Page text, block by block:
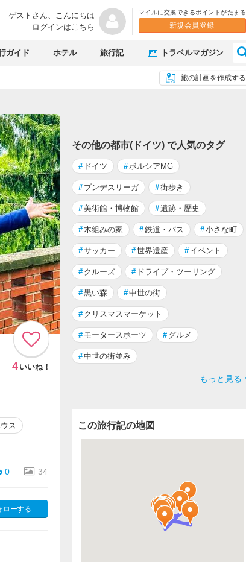
ゲストさん、 こんにちは
ログインはこちら
マイルに交換できるポイントがたまる
新規会員登録
ガイド ホテル 旅行記 トラベルマガジン
旅の計画を作成する
4 いいね！
ス
0 34
ローする
その他の都市(ドイツ) で人気のタグ
# ドイツ #ボルシアMG
# ブンデスリーガ #街歩き
#美術館・博物館 #遺跡・歴史
#木組みの家 #鉄道・バス #小さな町
#サッカー #世界遺産 # イベント
# クルーズ # ドライブ・ツーリング
#黒い森 #中世の街
# クリスマスマーケット
# モータースポーツ # グルメ
#中世の街並み
もっと見る
この旅行記の地図